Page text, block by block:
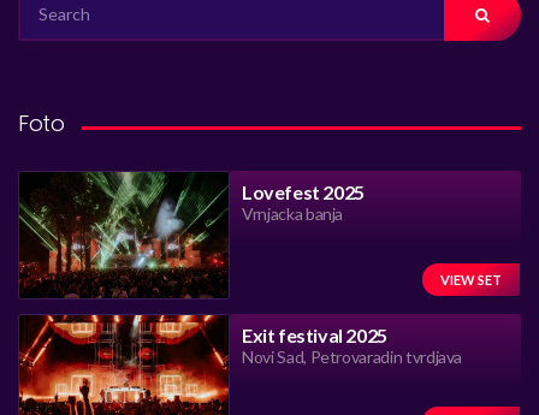
FOR:
Foto
Lovefest 2025
Vrnjacka banja
VIEW SET
Exit festival 2025
Novi Sad, Petrovaradin tvrdjava